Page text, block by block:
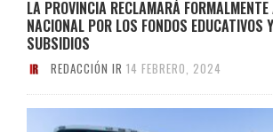
LA PROVINCIA RECLAMARÁ FORMALMENTE
NACIONAL POR LOS FONDOS EDUCATIVOS
SUBSIDIOS
REDACCIÓN IR 14 FEBRERO, 2024